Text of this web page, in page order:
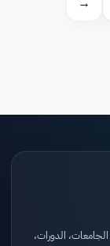
الدورات،